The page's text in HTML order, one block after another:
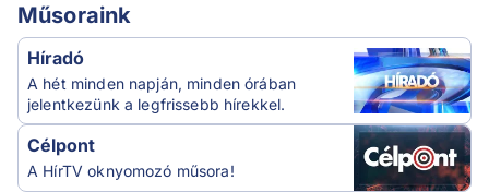
Műsoraink
Híradó
A hét minden napján, minden órában
jelentkezünk a legfrissebb hírekkel.
Célpont
A HírTV oknyomozó műsora!